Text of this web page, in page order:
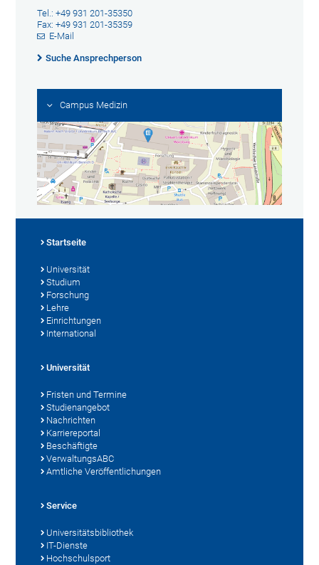
Tel.: +49 931 201-35350
Fax: +49 931 201-35359
E-Mail
Suche Ansprechperson
Campus Medizin
Startseite
Universität
Studium
Forschung
Lehre
Einrichtungen
International
Universität
Fristen und Termine
Studienangebot
Nachrichten
Karriereportal
Beschäftigte
VerwaltungsABC
Amtliche Veröffentlichungen
Service
Universitätsbibliothek
IT-Dienste
Hochschulsport